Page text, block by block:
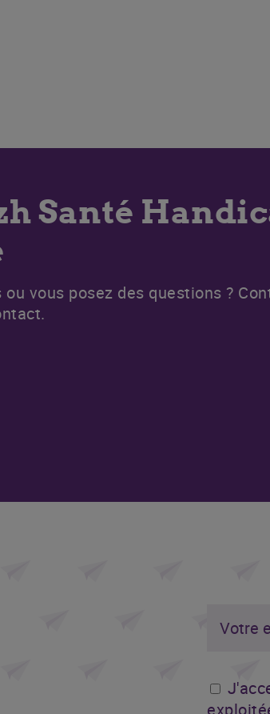
Santé
vous posez des questions ?